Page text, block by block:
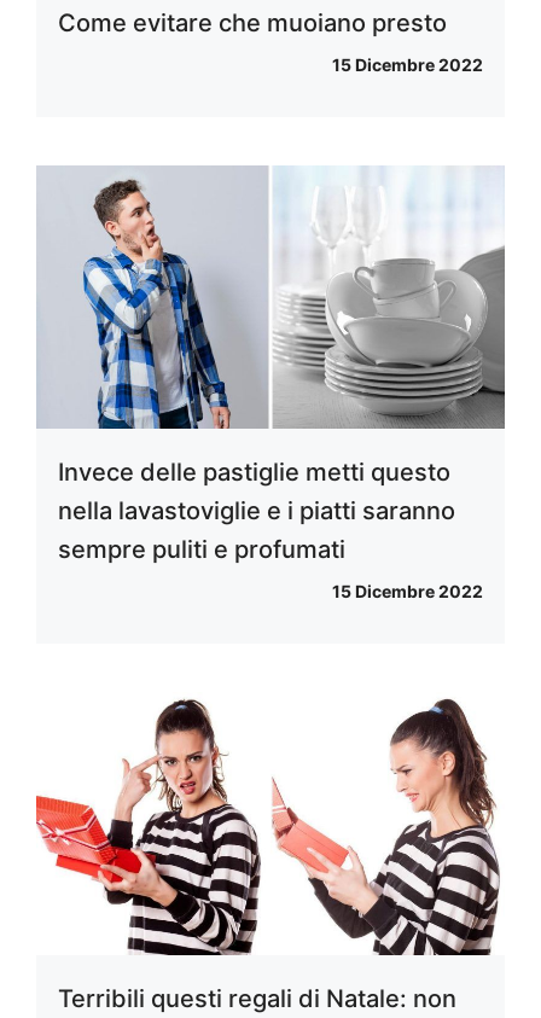
Come evitare che muoiano presto
15 Dicembre 2022
Invece delle pastiglie metti questo
nella lavastoviglie e i piatti saranno
sempre puliti e profumati
15 Dicembre 2022
Terribili questi regali di Natale: non